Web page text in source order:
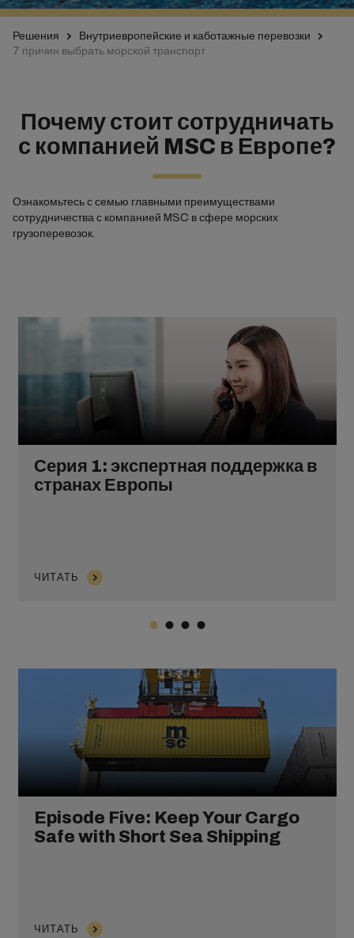
Решения
Внутриевропейские и каботажные перевозки
7 причин выбрать морской транспорт
Почему стоит сотрудничать
с компанией MSC в Европе?
Ознакомьтесь с семью главными преимуществами
сотрудничества с компанией MSC в сфере морских
грузоперевозок.
Серия 1: экспертная поддержка в
странах Европы
ЧИТАТЬ
Episode Five: Keep Your Cargo
Safe with Short Sea Shipping
ЧИТАТЬ